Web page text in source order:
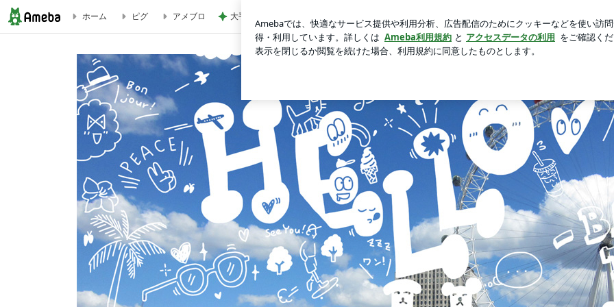
“very tired”以外の「とっても疲れた」 | Tricolor Language
ホーム ピグ アメブロ 大手ハウスメーカー施工の高品質な家 新規登録